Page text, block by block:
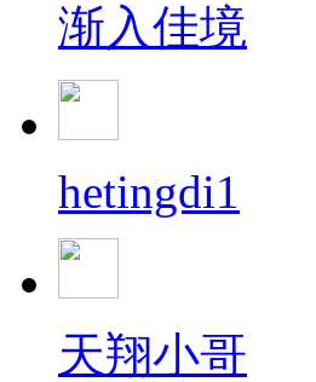
渐入佳境
hetingdi1
天翔小哥